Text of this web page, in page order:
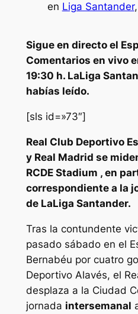
en Liga Santander,
Sigue en directo el
Comentarios en vivo
19:30 h. LaLiga
habías leído.
[sls id=»73″]
Real Club Deportivo
y Real Madrid se
RCDE Stadium , en
correspondiente a la
de LaLiga Santander.
Tras la contundente
pasado sábado en el
Bernabéu por cuatro
Deportivo Alavés, el
desplaza a la Ciudad
jornada intersemanal